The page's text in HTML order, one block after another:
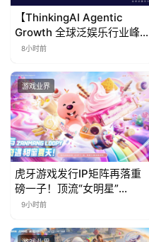
站
文
(
中
国
)
【ThinkingAI Agentic
Growth 全球泛娱乐行业峰
会】Agent 时代，人到底负
8小时前
游戏业界
虎牙游戏发行IP矩阵再落重
磅一子！顶流“女明星”
ZANMANG LOOPY 正版3D
曝光
9小时前